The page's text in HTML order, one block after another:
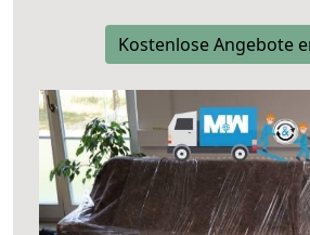
Kostenlose Angebote